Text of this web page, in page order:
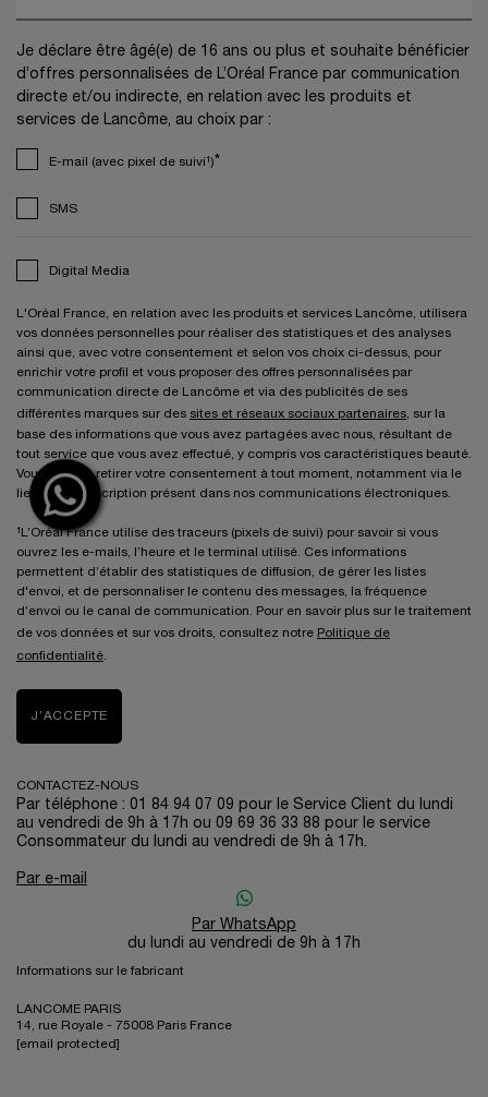
Je déclare être âgé(e) de 16 ans ou plus et souhaite bénéficier
d’offres personnalisées de L’Oréal France par communication
directe et/ou indirecte, en relation avec les produits et
services de Lancôme, au choix par :
E-mail (avec pixel de suivi¹)*
SMS
Digital Media
L'Oréal France, en relation avec les produits et services Lancôme, utilisera
vos données personnelles pour réaliser des statistiques et des analyses
ainsi que, avec votre consentement et selon vos choix ci-dessus, pour
enrichir votre profil et vous proposer des offres personnalisées par
communication directe de Lancôme et via des publicités de ses
différentes marques sur des sites et réseaux sociaux partenaires , sur la
base des informations que vous avez partagées avec nous, résultant de
tout service que vous avez effectué, y compris vos caractéristiques beauté.
Vous pouvez retirer votre consentement à tout moment, notamment via le
lien de désinscription présent dans nos communications électroniques.
¹L’Oréal France utilise des traceurs (pixels de suivi) pour savoir si vous
ouvrez les e-mails, l’heure et le terminal utilisé. Ces informations
permettent d’établir des statistiques de diffusion, de gérer les listes
d'envoi, et de personnaliser le contenu des messages, la fréquence
d’envoi ou le canal de communication. Pour en savoir plus sur le traitement
de vos données et sur vos droits, consultez notre Politique de
confidentialité
J’ACCEPTE
CONTACTEZ-NOUS
Par téléphone : 01 84 94 07 09 pour le Service Client du lundi
au vendredi de 9h à 17h ou 09 69 36 33 88 pour le service
Consommateur du lundi au vendredi de 9h à 17h.
Par e-mail
Par WhatsApp
du lundi au vendredi de 9h à 17h
Informations sur le fabricant
LANCOME PARIS
14, rue Royale - 75008 Paris France
[email protected]